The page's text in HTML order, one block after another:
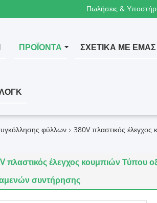
Πωλήσεις &
ΠΡΟΪΌΝΤΑ ΣΧΕΤΙΚΆ ΜΕ ΕΜΆΣ
φύλλων
380V πλαστικός
πλαστικός έλεγχος κουμπιών Τύπου
συντήρησης